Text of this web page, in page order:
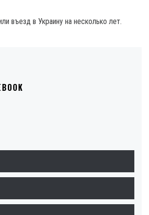
въезд в Украину на несколько лет.